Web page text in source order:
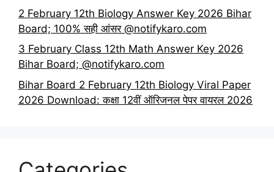
2 February 12th Biology Answer Key 2026 Bihar
Board; 100% सही आंसर @notifykaro.com
3 February Class 12th Math Answer Key 2026
Bihar Board; @notifykaro.com
Bihar Board 2 February 12th Biology Viral Paper
2026 Download: कक्षा 12वीं ऑरिजनल पेपर वायरल 2026